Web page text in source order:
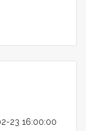
23 16:00:00